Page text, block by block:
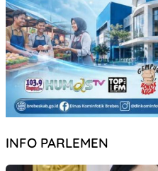
INFO PARLEMEN